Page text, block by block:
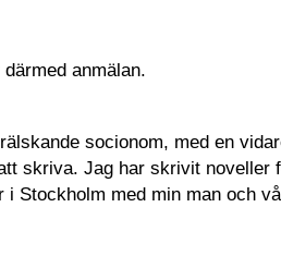
anmälan.
socionom, med en
skriva. Jag har skrivit noveller
Stockholm med min man och